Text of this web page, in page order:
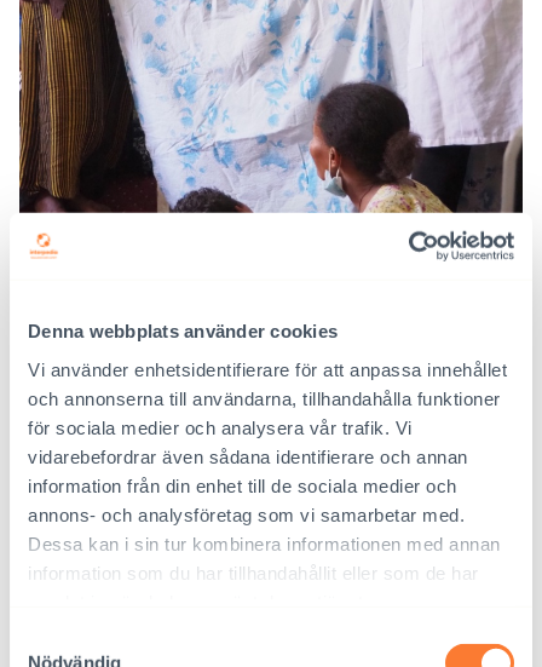
Denna webbplats använder cookies
Vi använder enhetsidentifierare för att anpassa innehållet
och annonserna till användarna, tillhandahålla funktioner
för sociala medier och analysera vår trafik. Vi
vidarebefordrar även sådana identifierare och annan
information från din enhet till de sociala medier och
annons- och analysföretag som vi samarbetar med.
Dessa kan i sin tur kombinera informationen med annan
information som du har tillhandahållit eller som de har
Nödvändig
Barnen har gjort goda framsteg. Alemtsehays dotter går nu i första
Interpedias och Berhan Lehetsanats gemensamma
projekt avslutades 2021, och under projekttiden fick
inalles 229 funktionsnedsatta barn direktstöd.
förbättrade lokalinvånarnas medvetenhet om,